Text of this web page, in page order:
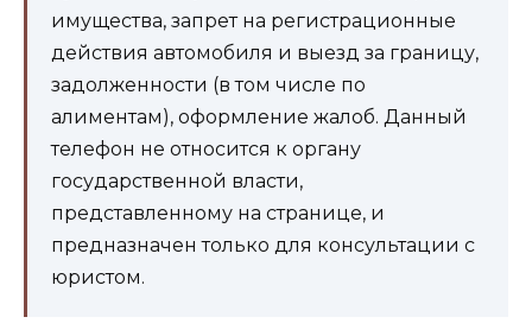
имущества, запрет на регистрационные
действия автомобиля и выезд за границу,
задолженности (в том числе по
алиментам), оформление жалоб. Данный
телефон не относится к органу
государственной власти,
представленному на странице, и
предназначен только для консультации с
юристом.